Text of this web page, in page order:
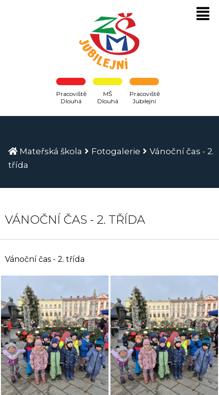
Pracoviště
Dlouhá
MŠ
Dlouhá
Pracoviště
Jubilejní
Mateřská škola Fotogalerie
Vánoční čas - 2.
třída
VÁNOČNÍ ČAS - 2. TŘÍDA
Vánoční čas - 2. třída